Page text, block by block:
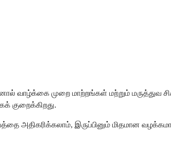
வாழ்க்கை முறை மாற்றங்கள் மற்றும் மருத்துவ
குறைக்கிறது.
அதிகரிக்கலாம், இருப்பினும் மிதமான